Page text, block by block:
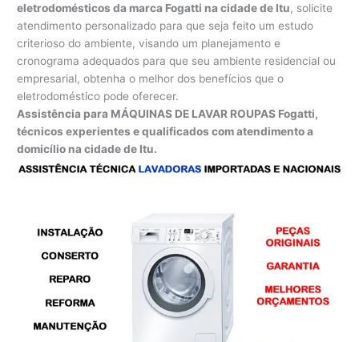
eletrodomésticos da marca Fogatti na cidade de Itu, solicite
atendimento personalizado para que seja feito um estudo
criterioso do ambiente, visando um planejamento e
cronograma adequados para que seu ambiente residencial ou
empresarial, obtenha o melhor dos benefícios que o
eletrodoméstico pode oferecer.
Assistência para MÁQUINAS DE LAVAR ROUPAS Fogatti,
técnicos experientes e qualificados com atendimento a
domicílio na cidade de Itu.